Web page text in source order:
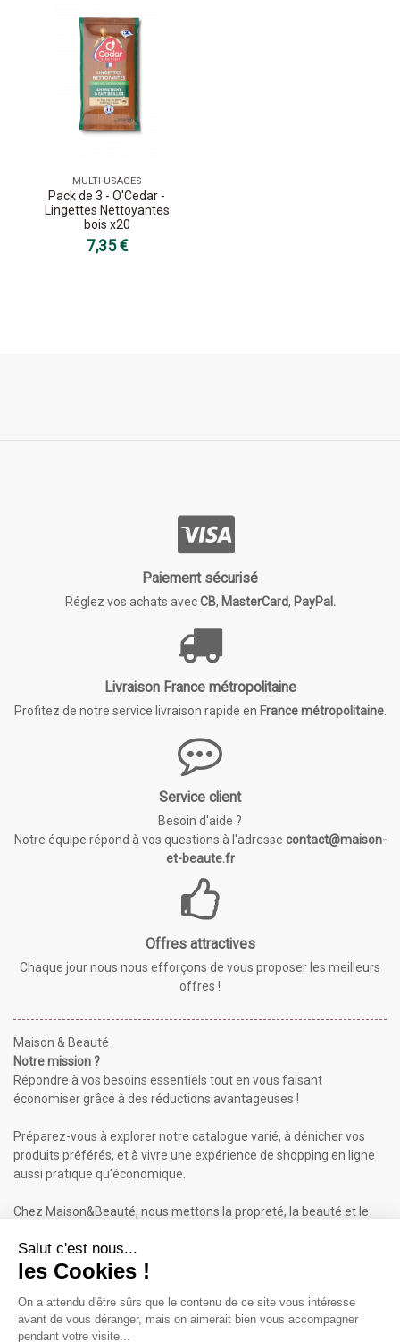
MULTI-USAGES
Pack de 3 - O'Cedar -
Lingettes Nettoyantes
bois x20
7,35 €
Paiement sécurisé
Réglez vos achats avecCB, MasterCard, PayPal.
Livraison France métropolitaine
Profitez de notre service livraison rapide en France métropolitaine.
Service client
Besoin d'aide ?
Notre équipe répond à vos questions à l'adresse contact@maison-
et-beaute.fr
Offres attractives
Chaque jour nous nous efforçons de vous proposer les meilleurs
offres !
Maison & Beauté
Notre mission ?
Répondre à vos besoins essentiels tout en vous faisant
économiser grâce à des réductions avantageuses !
Préparez-vous à explorer notre catalogue varié, à dénicher vos
produits préférés, et à vivre une expérience de shopping en ligne
aussi pratique qu'économique.
Chez Maison&Beauté, nous mettons la propreté, la beauté et le
Maison & Beauté : Informations
À propos de nous
Conditions générales de vente (CGV)
Plan du site